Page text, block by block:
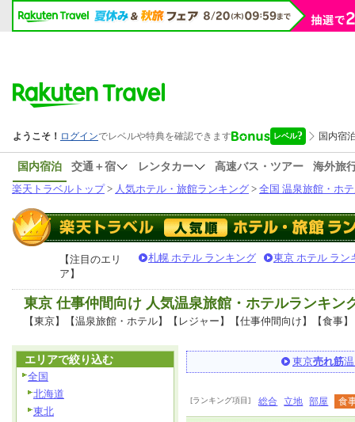
国内宿泊 交通＋宿 レンタカー 高速バス・ツアー
海外旅
楽天トラベルトップ> 人気ホテル・旅館ランキング > 全国 温泉旅館・ホ
【注目のエリ
ア】
札幌 ホテル ランキング 東京 ホテル ラン
東京 仕事仲間向け 人気温泉旅館・ホテルランキン
【東京】【温泉旅館・ホテル】【レジャー】【仕事仲間向け】【食事】
東京売れ筋
[ランキング項目] 総合 立地 部屋 食
エリアで絞り込む
全国
北海道
東北